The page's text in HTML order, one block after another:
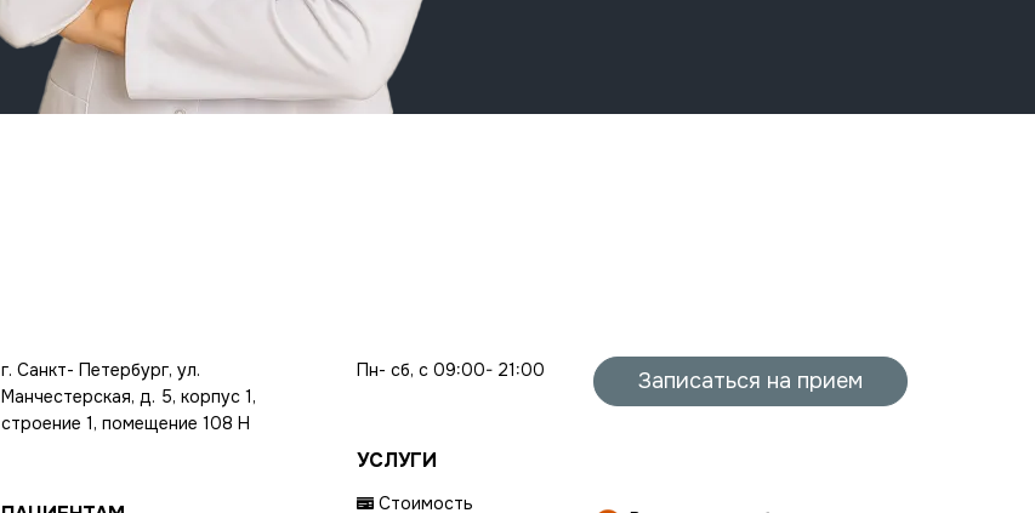
г. Санкт- Петербург, ул.
Манчестерская, д. 5, корпус 1,
строение 1, помещение 108 Н
Пн- сб, с 09:00- 21:00
УСЛУГИ
Стоимость
Записаться на прием